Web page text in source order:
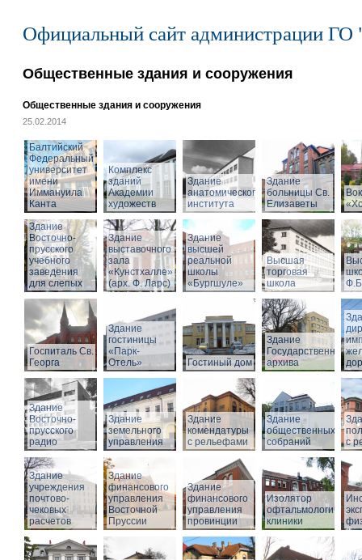
Официальный сайт администрации ГО
Общественные здания и сооружения
Общественные здания и сооружения
25.02.2014
Балтийский
Федеральный
университет
имени
Иммануила
Канта
Комплекс
зданий
Академии
художеств
Здание
анатомического
института
Здание
больницы Св.
Елизаветы
Здание
Восточно-
прусского
учебного
заведения
для слепых
Здание
выставочного
зала
«Кунстхалле»
(арх. Ф. Ларс)
Здание
высшей
реальной
школы
«Бургшуле»
Высшая
торговая
школа
Госпиталь Св.
Георга
Здание
гостиницы
«Парк-
Отель»
Гостиный дом
Здание
Государственного
архива
Здание
Восточно-
прусского
радио
Здание
земельного
управления
Здание
комендатуры
с рельефами
Здание
общественных
собраний
с
Здание
учреждения
почтово-
чековых
расчетов
Здание
финансового
управления
Восточной
Пруссии
Здание
финансового
управления
провинции
Изолятор
клиники